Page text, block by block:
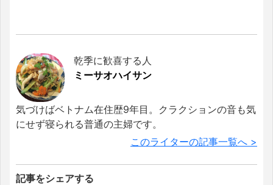
乾季に歓喜する人
ミーサオハイサン
気づけばベトナム在住歴9年目。クラクションの音も気
にせず寝られる普通の主婦です。
このライターの記事一覧へ >
記事をシェアする